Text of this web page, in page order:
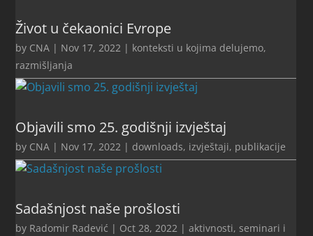
Život u čekaonici Evrope
by CNA | Nov 17, 2022 | konteksti u kojima delujemo,
razmišljanja
Objavili smo 25. godišnji izvještaj
by CNA | Nov 17, 2022 | downloads, izvještaji, publikacije
Sadašnjost naše prošlosti
by Radomir Radević | Oct 28, 2022 |aktivnosti, seminari i